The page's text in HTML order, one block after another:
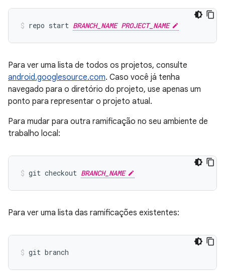
repo start BRANCH_NAME PROJECT_NAME
Para ver uma lista de todos os projetos, consulte
android.googlesource.com. Caso você já tenha
navegado para o diretório do projeto, use apenas um
ponto para representar o projeto atual.
Para mudar para outra ramificação no seu ambiente de
trabalho local:
git checkout BRANCH_NAME
Para ver uma lista das ramificações existentes: